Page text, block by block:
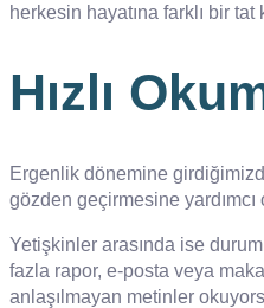
herkesin hayatına farklı bir
Hızlı
Ergenlik dönemine
gözden geçirmesine
Yetişkinler arasında ise
fazla rapor, e-posta veya
anlaşılmayan metinler